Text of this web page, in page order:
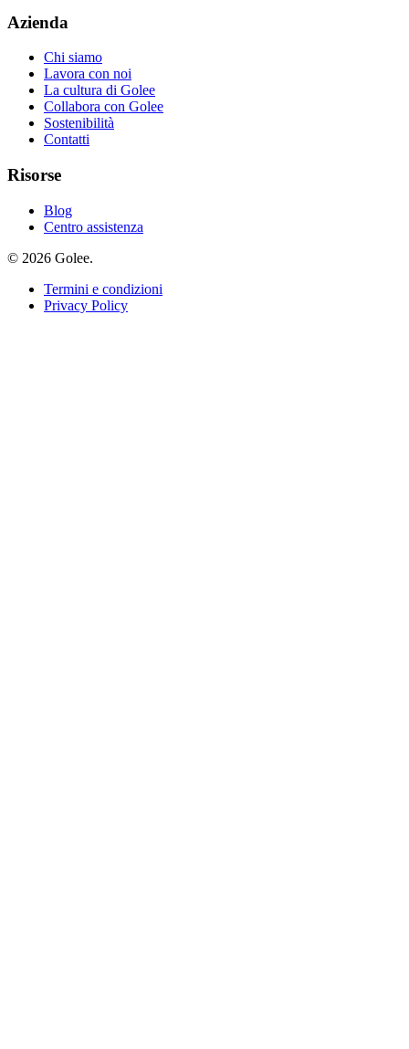
Azienda
Chi siamo
Lavora con noi
La cultura di Golee
Collabora con Golee
Sostenibilità
Contatti
Risorse
Blog
Centro assistenza
© 2026 Golee.
Termini e condizioni
Privacy Policy